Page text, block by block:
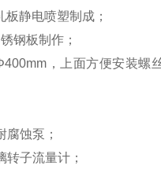
静电喷塑制成；
钢板制作；
，上面方便安装螺
腐蚀泵；
转子流量计；